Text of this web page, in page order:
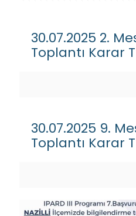
30.07.2025 2.
Toplantı Karar
30.07.2025 9.
Toplantı Karar